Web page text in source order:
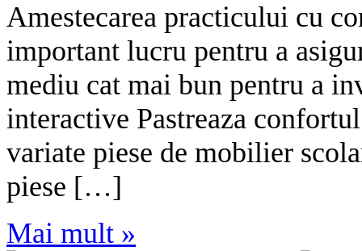
Amestecarea practicului cu
important lucru pentru a
mediu cat mai bun pentru a
interactive Pastreaza
variate piese de mobilier
piese […]
Mai mult »